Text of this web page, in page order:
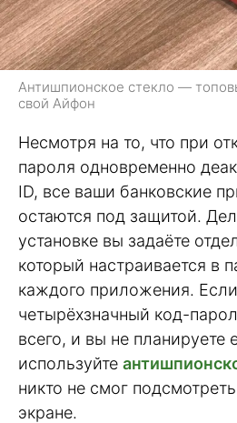
Антишпионское стекло —
свой Айфон
Несмотря на то, что при
пароля одновременно
ID, все ваши банковские
остаются под защитой.
установке вы задаёте
который настраивается в
каждого приложения.
четырёхзначный код-
всего, и вы не планируете
используйте
никто не смог
экране.